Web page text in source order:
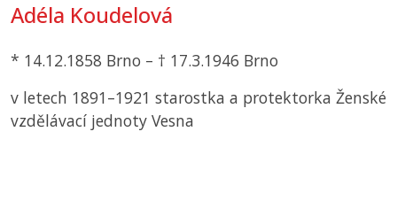
Adéla Koudelová
* 14.12.1858 Brno – † 17.3.1946 Brno
v letech 1891–1921 starostka a protektorka Ženské
vzdělávací jednoty Vesna